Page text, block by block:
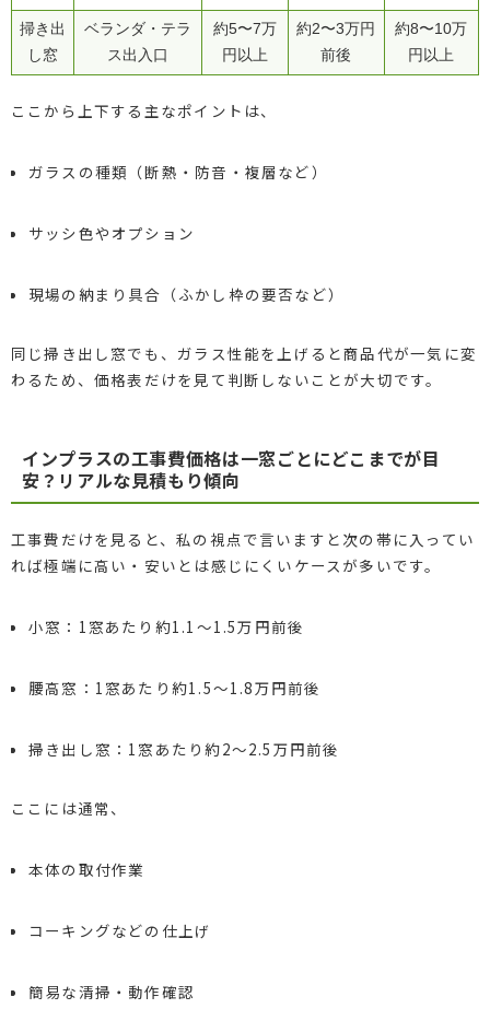
掃き出
し窓
ベランダ・テラ
ス出入口
約5〜7万
円以上
約2〜3万円
前後
約8〜10万
円以上
ここから上下する主なポイントは、
ガラスの種類（断熱・防音・複層など）
サッシ色やオプション
現場の納まり具合（ふかし枠の要否など）
同じ掃き出し窓でも、ガラス性能を上げると商品代が一気に変
わるため、価格表だけを見て判断しないことが大切です。
インプラスの工事費価格は一窓ごとにどこまでが目
安？リアルな見積もり傾向
工事費だけを見ると、私の視点で言いますと次の帯に入ってい
れば極端に高い・安いとは感じにくいケースが多いです。
小窓：1窓あたり約1.1〜1.5万円前後
腰高窓：1窓あたり約1.5〜1.8万円前後
掃き出し窓：1窓あたり約2〜2.5万円前後
ここには通常、
本体の取付作業
コーキングなどの仕上げ
簡易な清掃・動作確認